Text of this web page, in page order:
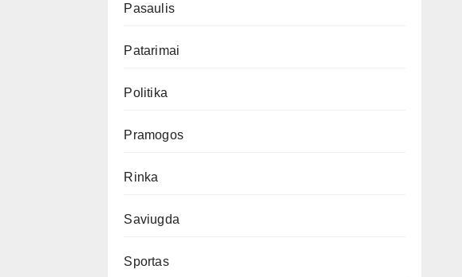
Pasaulis
Patarimai
Politika
Pramogos
Rinka
Saviugda
Sportas